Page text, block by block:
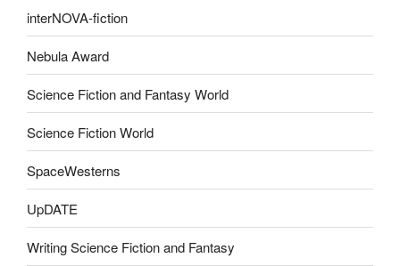
interNOVA-fiction
Nebula Award
Science Fiction and Fantasy World
Science Fiction World
SpaceWesterns
UpDATE
Writing Science Fiction and Fantasy